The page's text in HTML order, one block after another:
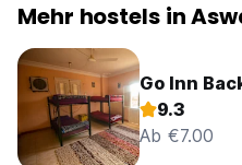
Mehr hostels in
Go Inn
9.3
Ab €7.00